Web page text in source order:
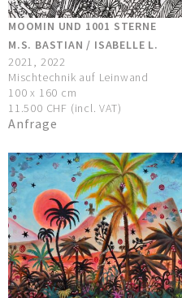
MOOMIN UND 1001 STERNE
M.S. BASTIAN / ISABELLE L.
2021, 2022
Mischtechnik auf Leinwand
100 x 160 cm
11.500 CHF (incl. VAT)
Anfrage